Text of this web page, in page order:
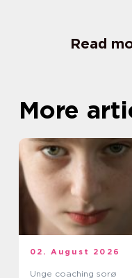
Read
More
02. August 2026
Unge coaching sorø